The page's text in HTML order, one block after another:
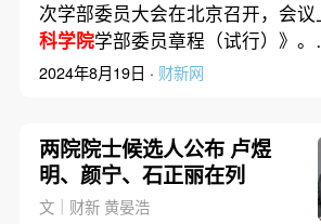
次学部委员大会在北京召开，会
科学院学部委员章程（试行）》
2024年8月19日 · 财新网
两院院士候选人公布 卢煜
明、颜宁、石正丽在列
文｜财新 黄晏浩